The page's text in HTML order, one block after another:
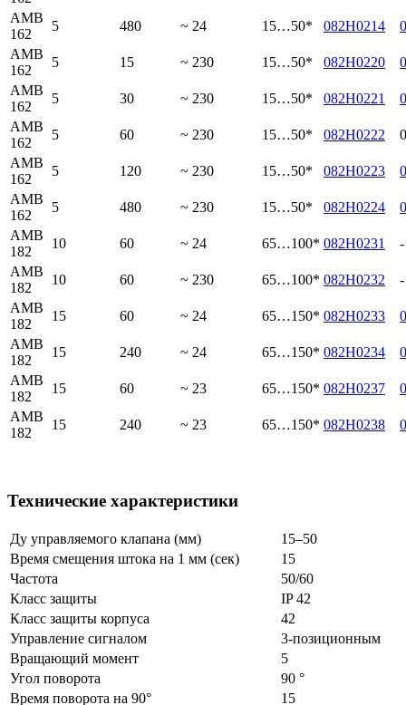
AMB
162
5 480 ~ 24 15…50* 082H0214
AMB
162
5 15 ~ 230 15…50* 082H0220
AMB
162
5 30 ~ 230 15…50* 082H0221
AMB
162
5 60 ~ 230 15…50* 082H0222
AMB
162
5 120 ~ 230 15…50* 082H0223
AMB
162
5 480 ~ 230 15…50* 082H0224
AMB
182
10 60 ~ 24 65…100* 082H0231
-
AMB
182
10 60 ~ 230 65…100* 082H0232
-
AMB
182
15 60 ~ 24 65…150* 082H0233
AMB
182
15 240 ~ 24 65…150* 082H0234
AMB
182
15 60 ~ 23 65…150* 082H0237
AMB
182
15 240 ~ 23 65…150* 082H0238
Технические характеристики
Ду управляемого клапана (мм)
15–50
Время смещения штока на 1 мм (сек)
15
Частота
50/60
Класс защиты
IP 42
Класс защиты корпуса
42
Управление сигналом
3-позиционным
Вращающий момент
5
Угол поворота
90 °
Время поворота на 90°
15